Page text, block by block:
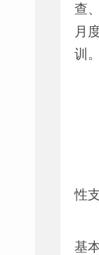
查
月
训。
性
基